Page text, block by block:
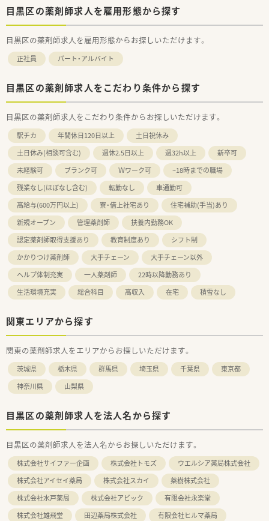
目黒区の薬剤師求人を雇用形態から探す
目黒区の薬剤師求人を雇用形態からお探しいただけます。
正社員 パート・アルバイト
目黒区の薬剤師求人をこだわり条件から探す
目黒区の薬剤師求人をこだわり条件からお探しいただけます。
駅チカ 年間休日120日以上
土日祝休み
土日休み(相談可含む)
週休2.5日以上 週32h以上
新卒可
未経験可
ブランク可 Ｗワーク可
~18時までの職場
残業なし(ほぼなし含む)
転勤なし
車通勤可
高給与(600万円以上)
寮・借上社宅あり
住宅補助(手当)あり
新規オープン
管理薬剤師
扶養内勤務OK
認定薬剤師取得支援あり
教育制度あり
シフト制
かかりつけ薬剤師
大手チェーン
大手チェーン以外
ヘルプ体制充実
一人薬剤師
22時以降勤務あり
生活環境充実
総合科目 高収入 在宅 積雪なし
関東エリアから探す
関東の薬剤師求人をエリアからお探しいただけます。
茨城県 栃木県 群馬県 埼玉県 千葉県
東京都
神奈川県
山梨県
目黒区の薬剤師求人を法人名から探す
目黒区の薬剤師求人を法人名からお探しいただけます。
株式会社サイファー企画 株式会社トモズ
ウエルシア薬局株式会社
株式会社アイセイ薬局
株式会社スカイ
薬樹株式会社
株式会社水戸薬局
株式会社アビック
有限会社永楽堂
株式会社雄飛堂
田辺薬局株式会社
有限会社ヒルマ薬局